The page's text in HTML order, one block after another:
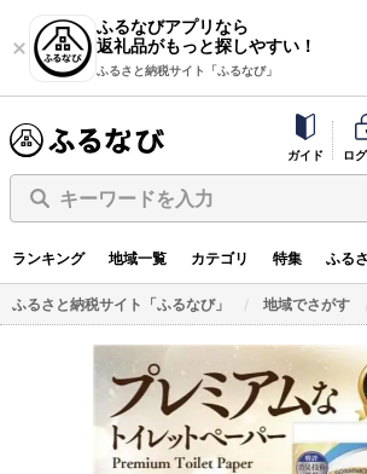
ふるなびアプリなら
返礼品がもっと探しやすい！
ふるさと納税サイト「ふるなび」
ガイド ロ
キーワードを入力
ランキング 地域一覧 カテゴリ 特集 ふる
ふるさと納税サイト「ふるなび」 地域でさがす